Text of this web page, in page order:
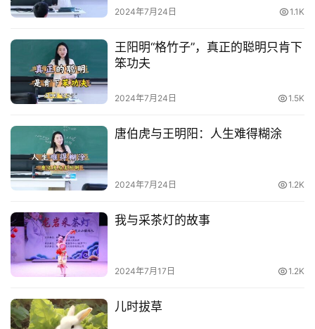
2024年7月24日 1.1K
王阳明“格竹子”，真正的聪明只肯下
笨功夫
2024年7月24日 1.5K
唐伯虎与王明阳：人生难得糊涂
2024年7月24日 1.2K
我与采茶灯的故事
2024年7月17日 1.2K
儿时拔草